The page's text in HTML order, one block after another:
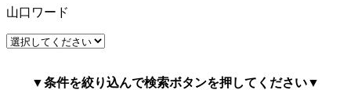
山口ワード
▼条件を絞り込んで検索ボタンを押してください▼